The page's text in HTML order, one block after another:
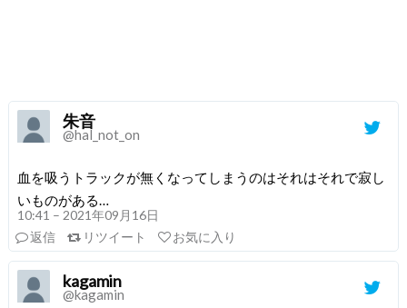
朱音
@hal_not_on
血を吸うトラックが無くなってしまうのはそれはそれで寂し
いものがある…
10:41 – 2021年09月16日
返信
リツイート お気に入り
kagamin
@kagamin